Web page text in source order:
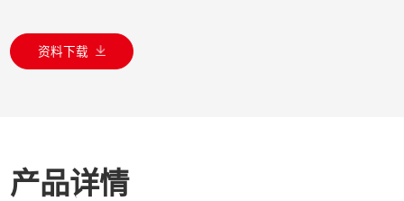
资料下载
产品详情